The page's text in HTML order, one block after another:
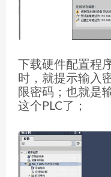
下载硬件配置程
时，就提示输入
限密码；也就是
这个PLC了；